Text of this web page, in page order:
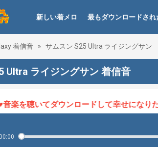
新しい着メロ 最もダウンロードされ
着信音 » サムスン S25 Ultra ライジングサン
Ultra ライジングサン 着信音
聴いてダウンロードして幸せになりたい
00:00